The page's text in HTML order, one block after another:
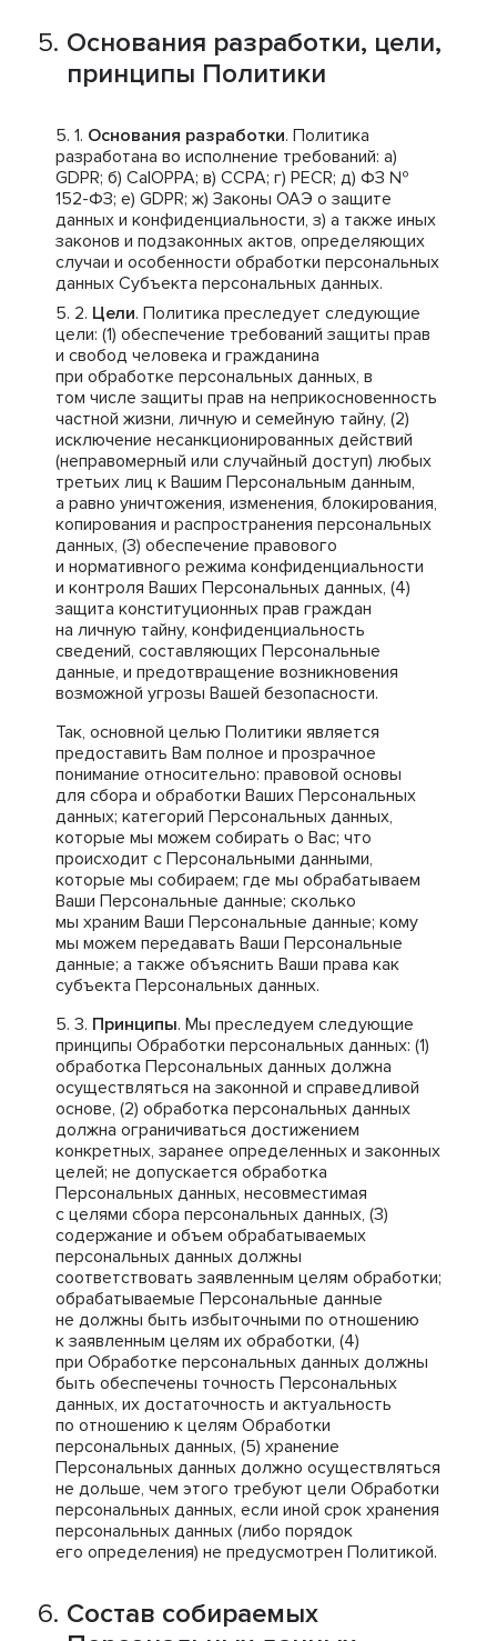
Основания разработки, цели,
принципы Политики
Основания разработки. Политика
разработана во исполнение требований: a)
GDPR; б) CalOPPA; в) CCPA; г) PECR; д) ФЗ №
152-ФЗ; е) GDPR; ж) Законы ОАЭ о защите
данных и конфиденциальности, з) а также иных
законов и подзаконных актов, определяющих
случаи и особенности обработки персональных
данных Субъекта персональных данных.
Цели. Политика преследует следующие
цели: (1) обеспечение требований защиты прав
и свобод человека и гражданина
при обработке персональных данных, в
том числе защиты прав на неприкосновенность
частной жизни, личную и семейную тайну, (2)
исключение несанкционированных действий
(неправомерный или случайный доступ) любых
третьих лиц к Вашим Персональным данным,
а равно уничтожения, изменения, блокирования,
копирования и распространения персональных
данных, (3) обеспечение правового
и нормативного режима конфиденциальности
и контроля Ваших Персональных данных, (4)
защита конституционных прав граждан
на личную тайну, конфиденциальность
сведений, составляющих Персональные
данные, и предотвращение возникновения
возможной угрозы Вашей безопасности.
Так, основной целью Политики является
предоставить Вам полное и прозрачное
понимание относительно: правовой основы
для сбора и обработки Ваших Персональных
данных; категорий Персональных данных,
которые мы можем собирать о Вас; что
происходит с Персональными данными,
которые мы собираем; где мы обрабатываем
Ваши Персональные данные; сколько
мы храним Ваши Персональные данные; кому
мы можем передавать Ваши Персональные
данные; а также объяснить Ваши права как
субъекта Персональных данных.
Принципы. Мы преследуем следующие
принципы Обработки персональных данных: (1)
обработка Персональных данных должна
осуществляться на законной и справедливой
основе, (2) обработка персональных данных
должна ограничиваться достижением
конкретных, заранее определенных и законных
целей; не допускается обработка
Персональных данных, несовместимая
с целями сбора персональных данных, (3)
содержание и объем обрабатываемых
персональных данных должны
соответствовать заявленным целям обработки;
обрабатываемые Персональные данные
не должны быть избыточными по отношению
к заявленным целям их обработки, (4)
при Обработке персональных данных должны
быть обеспечены точность Персональных
данных, их достаточность и актуальность
по отношению к целям Обработки
персональных данных, (5) хранение
Персональных данных должно осуществляться
не дольше, чем этого требуют цели Обработки
персональных данных, если иной срок хранения
персональных данных (либо порядок
его определения) не предусмотрен Политикой.
Состав собираемых